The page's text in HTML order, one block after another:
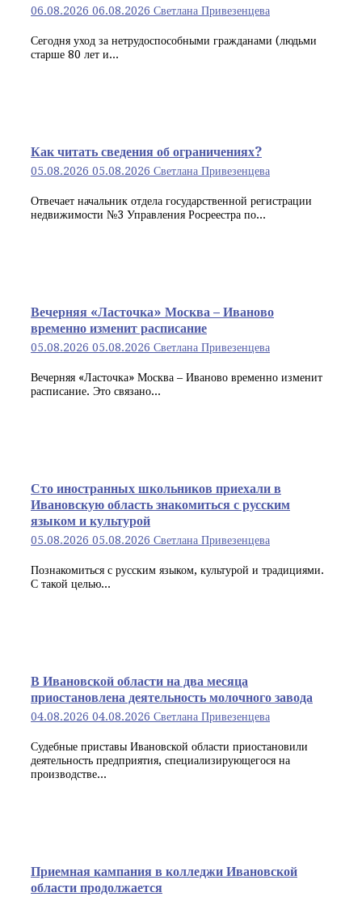
06.08.2026 06.08.2026 Светлана Привезенцева
Сегодня уход за нетрудоспособными гражданами (людьми
старше 80 лет и...
Как читать сведения об ограничениях?
05.08.2026 05.08.2026 Светлана Привезенцева
Отвечает начальник отдела государственной регистрации
недвижимости №3 Управления Росреестра по...
Вечерняя «Ласточка» Москва – Иваново
временно изменит расписание
05.08.2026 05.08.2026 Светлана Привезенцева
Вечерняя «Ласточка» Москва – Иваново временно изменит
расписание. Это связано...
Сто иностранных школьников приехали в
Ивановскую область знакомиться с русским
языком и культурой
05.08.2026 05.08.2026 Светлана Привезенцева
Познакомиться с русским языком, культурой и традициями.
С такой целью...
В Ивановской области на два месяца
приостановлена деятельность молочного завода
04.08.2026 04.08.2026 Светлана Привезенцева
Судебные приставы Ивановской области приостановили
деятельность предприятия, специализирующегося на
производстве...
Приемная кампания в колледжи Ивановской
области продолжается